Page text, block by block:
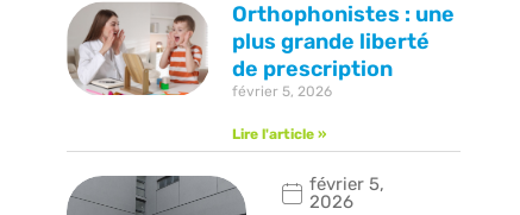
Orthophonistes : une
plus grande liberté
de prescription
février 5, 2026
Lire l'article »
février 5,
2026